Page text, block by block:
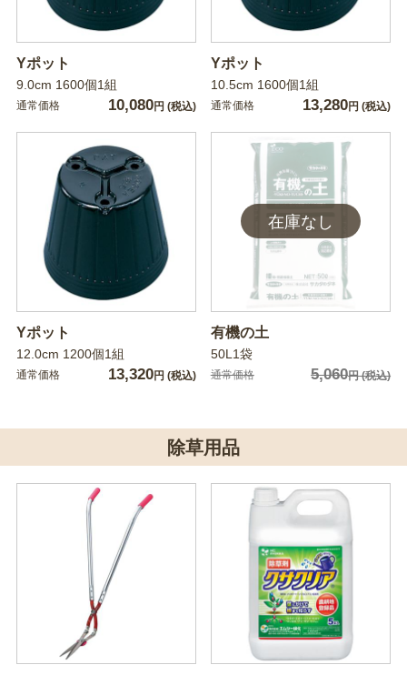
Yポット
9.0cm 1600個1組
通常価格 10,080円 (税込)
Yポット
10.5cm 1600個1組
通常価格 13,280円 (税込)
Yポット
12.0cm 1200個1組
通常価格 13,320円 (税込)
有機の土
50L1袋
通常価格 5,060円(税込)
除草用品